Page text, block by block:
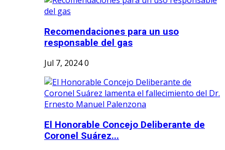
Recomendaciones para un uso
responsable del gas
Jul 7, 20240
El Honorable Concejo Deliberante de
Coronel Suárez...